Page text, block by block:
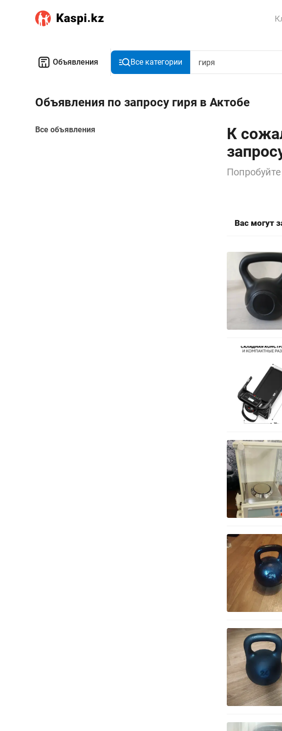
Объявления Все категории
Объявления по запросу гиря в Актобе
Все объявления
К
Вас могут